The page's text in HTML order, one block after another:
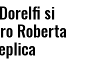
si
Roberta